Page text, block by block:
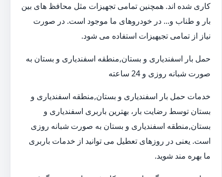
کاری شده اند. همچنین تمامی تجهیزات مثل محافظ های بین
بار و طناب و... در خودروهای ما موجود است. در صورت
نیاز از تمامی تجیهیزات استفاده می شود.
حمل بار اسفندیاری و بستان,منطقه اسفندیاری و بستان به
صورت شبانه روزی و 24 ساعته
خدمات حمل بار اسفندیاری و بستان,منطقه اسفندیاری و
بستان توسط رضایت بار، بهترین باربری اسفندیاری و
بستان,منطقه اسفندیاری و بستان به صورت شبانه روزی
است. یعنی در روزهای تعطیل می توانید از خدمات باربری
ما بهره مند شوید.